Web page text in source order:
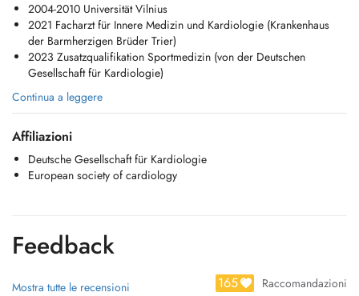
2004-2010 Universität Vilnius
2021 Facharzt für Innere Medizin und Kardiologie (Krankenhaus
der Barmherzigen Brüder Trier)
2023 Zusatzqualifikation Sportmedizin (von der Deutschen
Gesellschaft für Kardiologie)
Continua a leggere
Affiliazioni
Deutsche Gesellschaft für Kardiologie
European society of cardiology
Feedback
Mostra tutte le recensioni 165 Raccomandazioni